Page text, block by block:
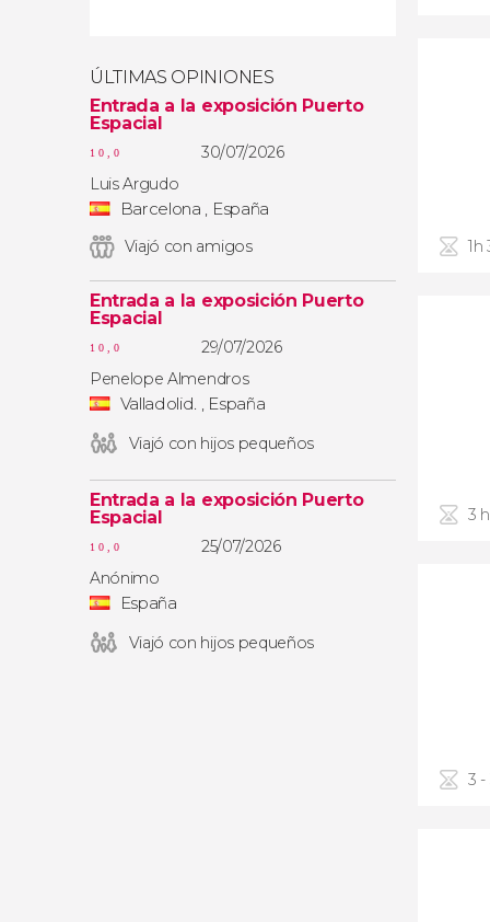
ÚLTIMAS OPINIONES
Entrada a la exposición Puerto
Espacial
10,0
30/07/2026
Luis Argudo
Barcelona , España
Viajó con amigos
Entrada a la exposición Puerto
Espacial
10,0
29/07/2026
Penelope Almendros
Valladolid. , España
Viajó con hijos pequeños
Entrada a la exposición Puerto
Espacial
10,0
25/07/2026
Anónimo
España
Viajó con hijos pequeños
1h
3
3 -